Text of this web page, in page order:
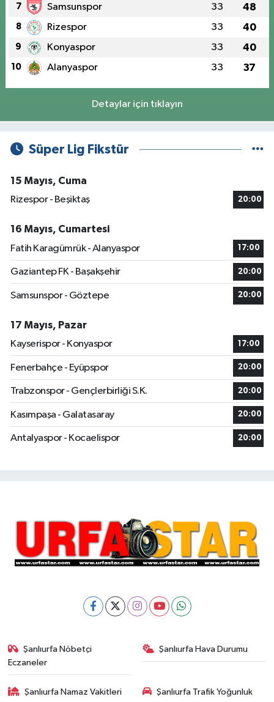
7 Samsunspor 33 48
8 Rizespor 33 40
9 Konyaspor 33 40
10 Alanyaspor 33 37
Detaylar için tıklayın
Süper Lig Fikstür
15 Mayıs, Cuma
Rizespor - Beşiktaş
20:00
16 Mayıs, Cumartesi
Fatih Karagümrük - Alanyaspor
17:00
Gaziantep FK - Başakşehir 20:00
Samsunspor - Göztepe 20:00
17 Mayıs, Pazar
Kayserispor - Konyaspor
17:00
Fenerbahçe - Eyüpspor 20:00
Trabzonspor - Gençlerbirliği S.K. 20:00
Kasımpaşa - Galatasaray 20:00
Antalyaspor - Kocaelispor 20:00
Şanlıurfa Nöbetçi
Eczaneler
Şanlıurfa Hava Durumu
Şanlıurfa Namaz Vakitleri
Şanlıurfa Trafik Yoğunluk